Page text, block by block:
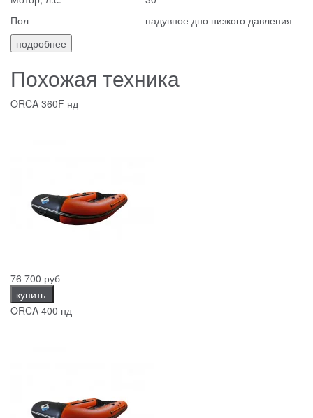
Пол
надувное дно низкого давления
подробнее
Похожая техника
ORCA 360F нд
76 700 руб
купить
ORCA 400 нд